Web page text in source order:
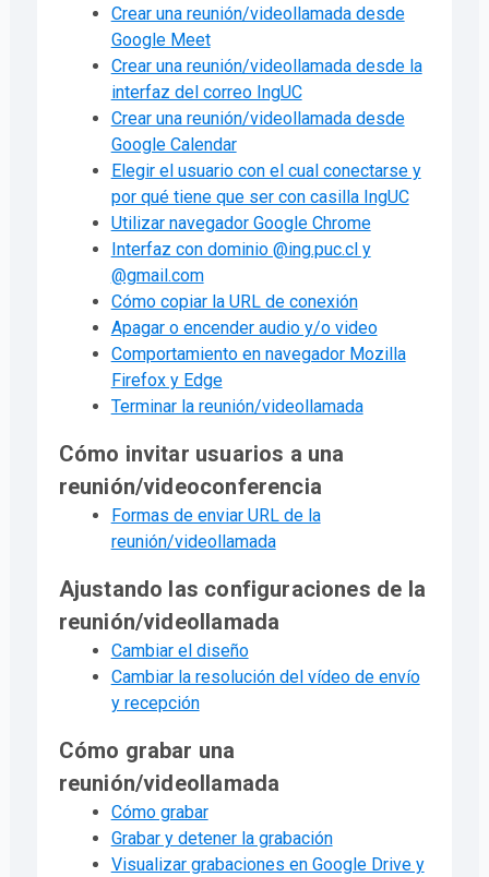
Crear una reunión/videollamada desde
Google Meet
Crear una reunión/videollamada desde la
interfaz del correo IngUC
Crear una reunión/videollamada desde
Google Calendar
Elegir el usuario con el cual conectarse y
por qué tiene que ser con casilla IngUC
Utilizar navegador Google Chrome
Interfaz con dominio @ing.puc.cl y
@gmail.com
Cómo copiar la URL de conexión
Apagar o encender audio y/o video
Comportamiento en navegador Mozilla
Firefox y Edge
Terminar la reunión/videollamada
Cómo invitar usuarios a una
reunión/videoconferencia
Formas de enviar URL de la
reunión/videollamada
Ajustando las configuraciones de la
reunión/videollamada
Cambiar el diseño
Cambiar la resolución del vídeo de envío
y recepción
Cómo grabar una
reunión/videollamada
Cómo grabar
Grabar y detener la grabación
Visualizar grabaciones en Google Drive y